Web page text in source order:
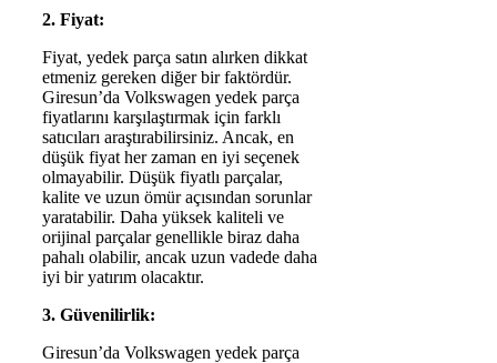
2. Fiyat:
Fiyat, yedek parça satın alırken dikkat
etmeniz gereken diğer bir faktördür.
Giresun’da Volkswagen yedek parça
fiyatlarını karşılaştırmak için farklı
satıcıları araştırabilirsiniz. Ancak, en
düşük fiyat her zaman en iyi seçenek
olmayabilir. Düşük fiyatlı parçalar,
kalite ve uzun ömür açısından sorunlar
yaratabilir. Daha yüksek kaliteli ve
orijinal parçalar genellikle biraz daha
pahalı olabilir, ancak uzun vadede daha
iyi bir yatırım olacaktır.
3. Güvenilirlik:
Giresun’da Volkswagen yedek parça